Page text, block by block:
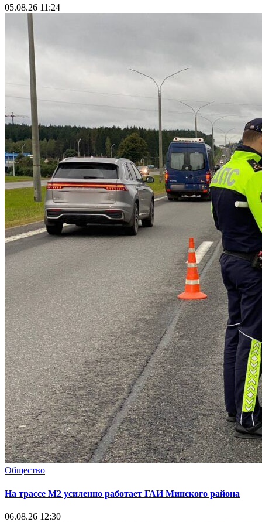
05.08.26 11:24
Общество
На трассе М2 усиленно работает ГАИ Минского района
06.08.26 12:30